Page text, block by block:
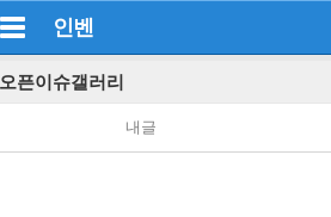
인벤
오픈이슈갤러리
내글